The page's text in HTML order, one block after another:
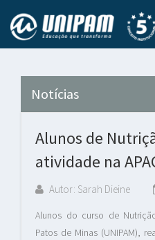
Notícias
Alunos de
atividade na
Autor: Sarah Dieine
Alunos do curso de
Patos de Minas (UNIPAM),